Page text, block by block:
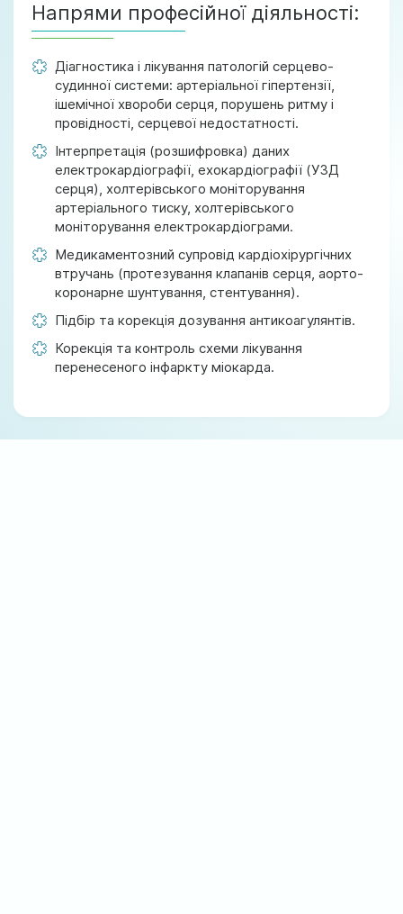
Напрями професійної діяльності:
Діагностика і лікування патологій серцево-
судинної системи: артеріальної гіпертензії,
ішемічної хвороби серця, порушень ритму і
провідності, серцевої недостатності.
Інтерпретація (розшифровка) даних
електрокардіографії, ехокардіографії (УЗД
серця), холтерівського моніторування
артеріального тиску, холтерівського
моніторування електрокардіограми.
Медикаментозний супровід кардіохірургічних
втручань (протезування клапанів серця, аорто-
коронарне шунтування, стентування).
Підбір та корекція дозування антикоагулянтів.
Корекція та контроль схеми лікування
перенесеного інфаркту міокарда.